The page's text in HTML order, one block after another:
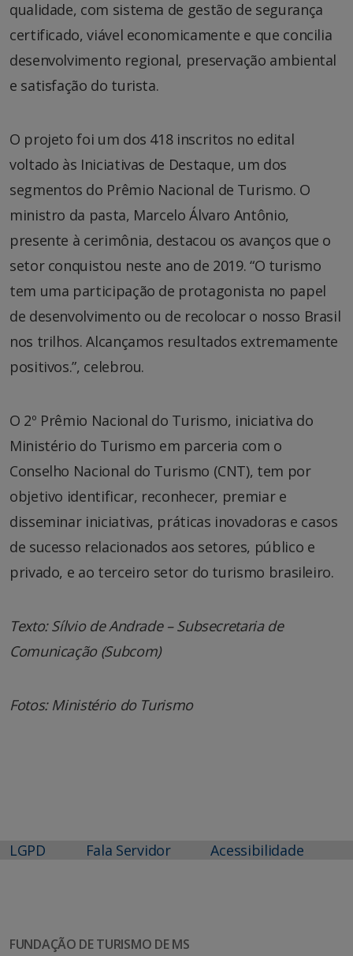
qualidade, com sistema de gestão de segurança
certificado, viável economicamente e que concilia
desenvolvimento regional, preservação ambiental
e satisfação do turista.
O projeto foi um dos 418 inscritos no edital
voltado às Iniciativas de Destaque, um dos
segmentos do Prêmio Nacional de Turismo. O
ministro da pasta, Marcelo Álvaro Antônio,
presente à cerimônia, destacou os avanços que o
setor conquistou neste ano de 2019. “O turismo
tem uma participação de protagonista no papel
de desenvolvimento ou de recolocar o nosso Brasil
nos trilhos. Alcançamos resultados extremamente
positivos.”, celebrou.
O 2º Prêmio Nacional do Turismo, iniciativa do
Ministério do Turismo em parceria com o
Conselho Nacional do Turismo (CNT), tem por
objetivo identificar, reconhecer, premiar e
disseminar iniciativas, práticas inovadoras e casos
de sucesso relacionados aos setores, público e
privado, e ao terceiro setor do turismo brasileiro.
Texto: Sílvio de Andrade – Subsecretaria de
Comunicação (Subcom)
Fotos: Ministério do Turismo
LGPD Fala Servidor Acessibilidade
FUNDAÇÃO DE TURISMO DE MS